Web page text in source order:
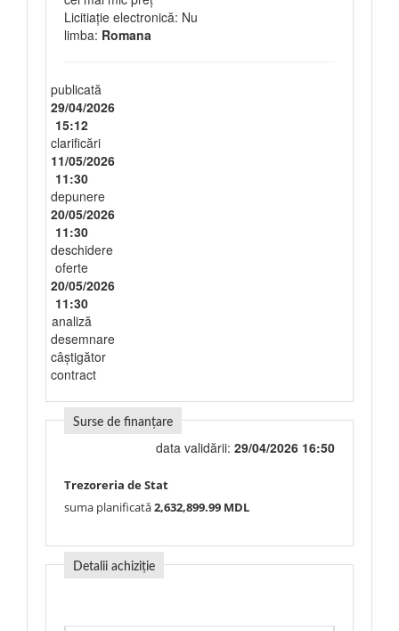
Licitiație electronică: Nu
limba: Romana
publicată
29/04/2026
15:12
clarificări
11/05/2026
11:30
depunere
20/05/2026
11:30
deschidere
oferte
20/05/2026
11:30
analiză
desemnare
câștigător
contract
Surse de finanțare
data validării: 29/04/2026 16:50
Trezoreria de Stat
suma planificată2,632,899.99 MDL
Detalii achiziție